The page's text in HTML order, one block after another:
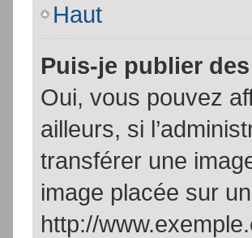
Haut
Puis-je publier
Oui, vous pouvez
ailleurs, si
transférer une
image placée sur
http://